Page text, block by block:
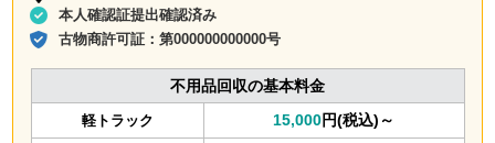
本人確認証提出確認済み
古物商許可証：第000000000000号
不用品回収の基本料金
軽トラック 15,000円(税込)～